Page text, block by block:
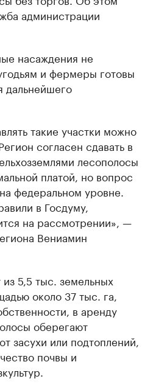
администрации
насаждения не
и фермеры готовы
дальнейшего
такие участки можно
согласен сдавать в
лесополосы
платой, но вопрос
федеральном уровне.
в Госдуму,
на рассмотрении», —
Вениамин
5,5 тыс. земельных
около 37 тыс. га,
в аренду
оберегают
засухи или подтоплений,
почвы и